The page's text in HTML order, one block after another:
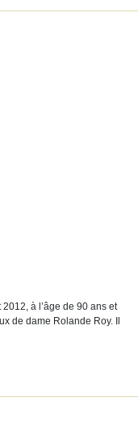
à l’âge de 90 ans et
de dame Rolande Roy. Il